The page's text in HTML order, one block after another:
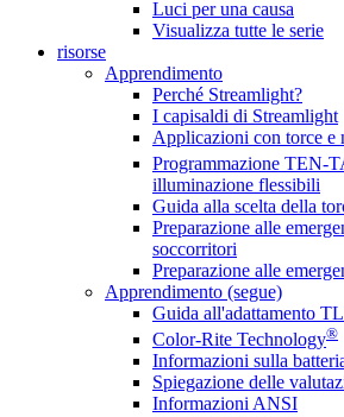
Luci per una causa
Visualizza tutte le serie
risorse
Apprendimento
Perché Streamlight?
I capisaldi di Streamlight
Applicazioni con torce e
Programmazione TEN-
illuminazione flessibili
Guida alla scelta della
Preparazione alle
soccorritori
Preparazione alle
Apprendimento (segue)
Guida all'adattamento
Color-Rite Technology®
Informazioni sulla
Spiegazione delle
Informazioni ANSI